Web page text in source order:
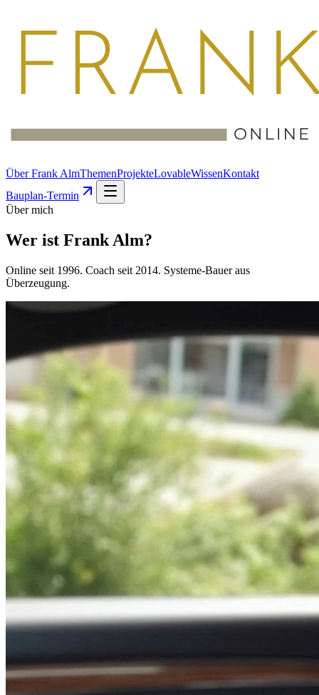
Über Frank AlmThemenProjekteLovableWissenKontakt
Bauplan-Termin
Über mich
Wer ist Frank Alm?
Online seit 1996. Coach seit 2014. Systeme-Bauer aus
Überzeugung.